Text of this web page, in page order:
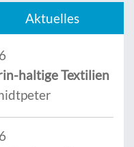
Aktuelles
haltige Textilien